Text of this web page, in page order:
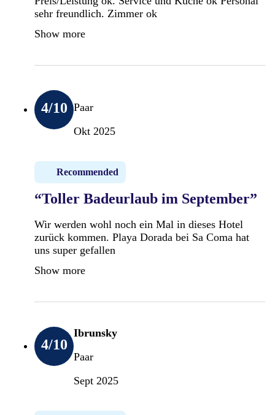
sehr freundlich. Zimmer ok
Show more
4/10 Paar
Okt 2025
Recommended
“Toller Badeurlaub im September”
Wir werden wohl noch ein Mal in dieses Hotel
zurück kommen. Playa Dorada bei Sa Coma hat
uns super gefallen
Show more
4/10
Ibrunsky
Paar
Sept 2025